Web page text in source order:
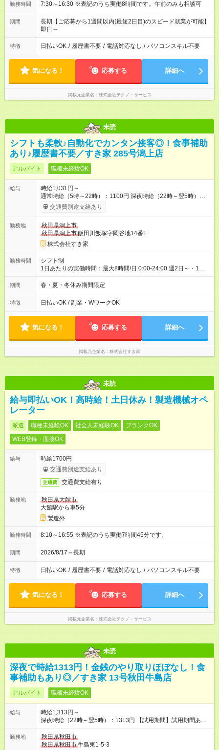
勤務時間 7:30～16:30 ※表記のうち実働8時間です。午前のみも相談可
期間
長期【ご応募から1週間以内(最短2日目)のスピード就業が可能】
即日～
特徴 日払いOK / 履歴書不要 / 電話対応なし / パソコンスキル不要
気になる！ 応募する 詳細へ
掲載元企業名 株式会社テクノ・サービス
未読
シフトも柔軟♪自動化でカンタン接客◎！食事補助
あり♪履歴書不要／すき家 285号潟上店
アルバイト 職種未経験OK
給与
時給1,031円～
通常時給（5時～22時）：1100円 深夜時給（22時～翌5時）：
1375円 高校生時給：1031円 【特別手当】早朝手当（5：00-9：
00）時給+150円 【試用期間】試用期間あり 試用期間の長さ：1
30日（※条件変更なし）ですが、切り上げで一ヶ月とさせてい
ただきます。 研修制度あり：15時間(研修中も同時給）
交通費別途支給あり
勤務地
秋田県潟上市
秋田県潟上市飯田川飯塚字岡谷地14番1
株式会社すき家
勤務時間
シフト制
1日あたりの実働時間：最大8時間/日 0:00-24:00 週2日～・1日
2h～OK ＜シフト例＞ 〇朝帯 5:00-9:00 〇昼帯 9:00-14:00 〇午
後帯 14:00-18:00 〇夜帯 18:00-22:00 〇深夜帯 22:00-翌5:00 基
ます♪
期間 春・夏・冬休み期間限定
特徴 日払いOK / 副業・WワークOK
気になる！ 応募する 詳細へ
掲載元企業名 株式会社すき家
未読
給与即払いOK！高時給！土日休み！製造機械オペ
レーター
派遣 職種未経験OK 社会人未経験OK
ブランクOK
WEB登録・面接OK
給与
時給1700円
交通費別途支給あり
交通費 交通費支給有り
勤務地
秋田県大館市
大館駅から車5分
製造外
勤務時間 8:10～16:55 ※表記のうち実働7時間45分です。
期間 2026/8/17～長期
特徴 日払いOK / 履歴書不要 / 電話対応なし / パソコンスキル不要
気になる！ 応募する 詳細へ
掲載元企業名 株式会社テクノ・サービス
未読
深夜で時給1313円！金銭のやり取りほぼなし！食
事補助もあり◎／すき家 13号秋田牛島店
アルバイト 職種未経験OK
給与
時給1,313円～
深夜時給（22時～翌5時）：1313円 【試用期間】試用期間あり
試用期間の長さ：1ヶ月 雇用形態、給与は本採用時と同じです。
試用期間の実態は30日（※条件変更なし）ですが、切り上げで
一ヶ月とさせていただきます。 研修制度あり：15時間(研修中も
勤務地
秋田県秋田市
秋田県秋田市牛島東1-5-3